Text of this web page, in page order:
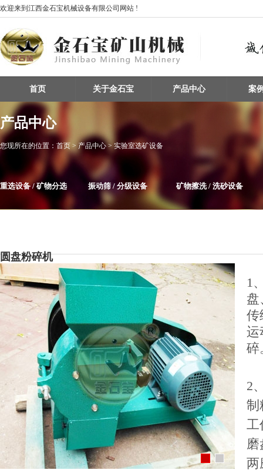
欢迎来到江西金石宝机械设备有限公司网站 !
首页 关于金石宝 产品中心 案
产品中心
您现所在的位置： 首页 > 产品中心 > 实验室选矿设备
重选设备 / 矿物分选 振动筛 / 分级设备 矿物擦洗 / 洗砂设备
圆盘粉碎机
1
盘
传
运
碎
2
制
工
两